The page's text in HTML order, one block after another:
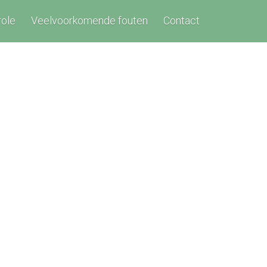
Veelvoorkomende fouten Contact